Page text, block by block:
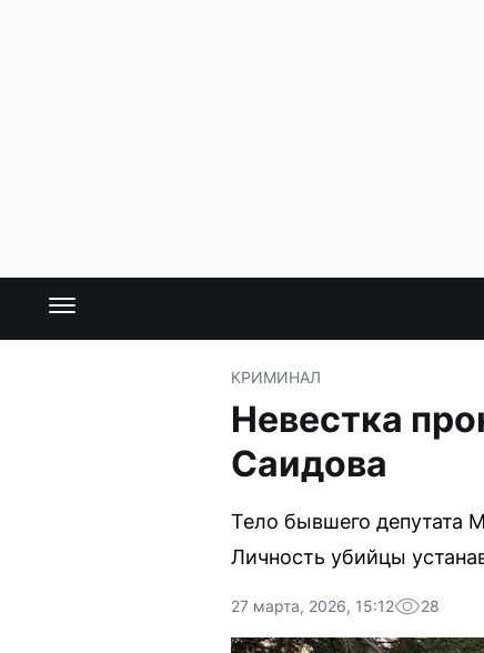
КРИМИНАЛ
Невестка
Саидова
Тело бывшего депутата
Личность убийцы
27 марта, 2026, 15:12 28